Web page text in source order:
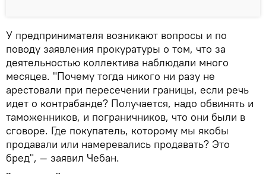
У предпринимателя возникают вопросы и по
поводу заявления прокуратуры о том, что за
деятельностью коллектива наблюдали много
месяцев. "Почему тогда никого ни разу не
арестовали при пересечении границы, если речь
идет о контрабанде? Получается, надо обвинять и
таможенников, и пограничников, что они были в
сговоре. Где покупатель, которому мы якобы
продавали или намеревались продавать? Это
бред", — заявил Чебан.